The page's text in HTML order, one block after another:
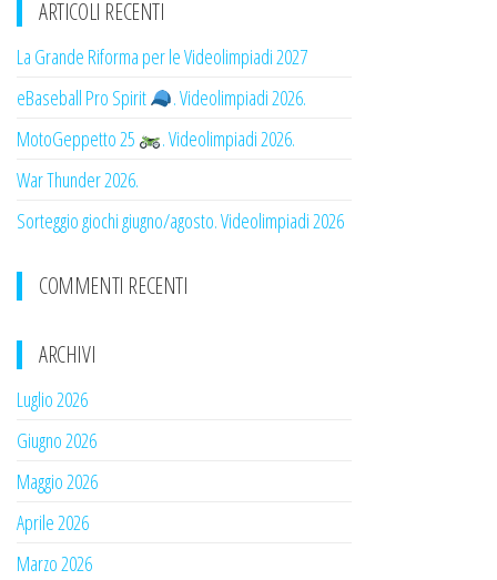
ARTICOLI RECENTI
La Grande Riforma per le Videolimpiadi 2027
eBaseball Pro Spirit
. Videolimpiadi 2026.
MotoGeppetto 25
. Videolimpiadi 2026.
War Thunder 2026.
Sorteggio giochi giugno/agosto. Videolimpiadi 2026
COMMENTI RECENTI
ARCHIVI
Luglio 2026
Giugno 2026
Maggio 2026
Aprile 2026
Marzo 2026